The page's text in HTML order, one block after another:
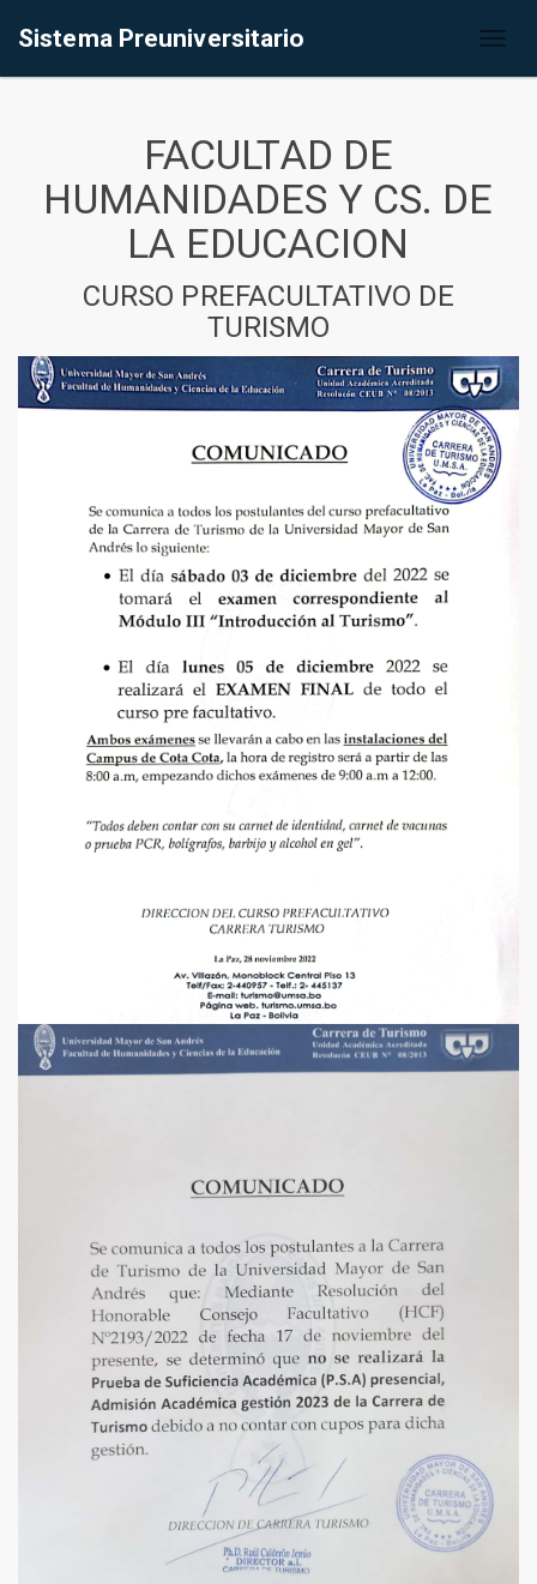
Sistema Preuniversitario
FACULTAD DE
HUMANIDADES Y CS. DE
LA EDUCACION
CURSO PREFACULTATIVO DE
TURISMO